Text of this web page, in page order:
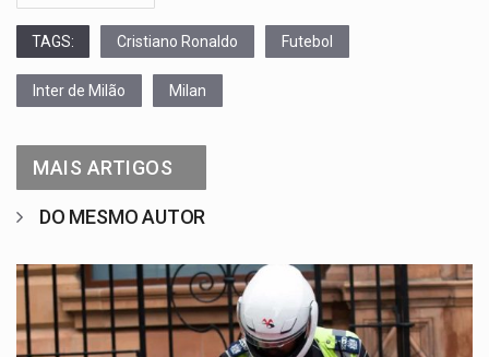
TAGS: Cristiano Ronaldo Futebol
Inter de Milão Milan
MAIS ARTIGOS
DO MESMO AUTOR